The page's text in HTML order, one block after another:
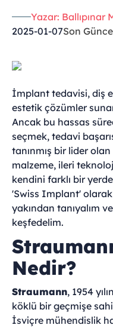
Yazar: Ballıpınar
2025-01-07Son
İmplant tedavisi, diş
estetik çözümler
Ancak bu hassas
seçmek, tedavi
tanınmış bir lider olan
malzeme, ileri
kendini farklı bir
'Swiss Implant' olarak
yakından tanıyalım
keşfedelim.
Nedir?
Straumann, 1954
köklü bir geçmişe
İsviçre mühendislik